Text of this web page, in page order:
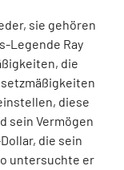
sie gehören
Legende Ray
die
diese
sein Vermögen
die sein
untersuchte er